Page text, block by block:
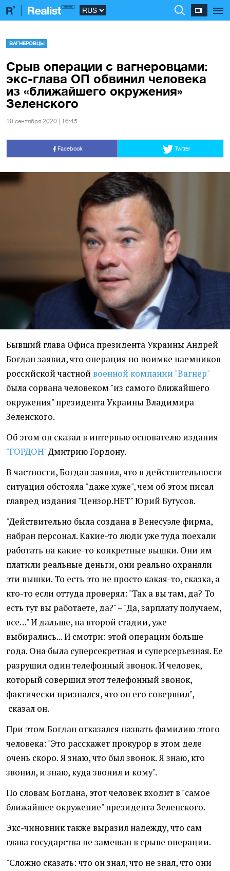
ВАГНЕРОВЦЫ
Срыв операции с вагнеровцами:
экс-глава ОП обвинил человека
из «ближайшего окружения»
Зеленского
10 сентября 2020 | 16:45
Facebook Twitter
Бывший глава Офиса президента Украины Андрей
Богдан заявил, что операция по поимке наемников
российской частной военной компании "Вагнер"
была сорвана человеком "из самого ближайшего
окружения" президента Украины Владимира
Зеленского.
Об этом он сказал в интервью основателю издания
"ГОРДОН"Дмитрию Гордону.
В частности, Богдан заявил, что в действительности
ситуация обстояла "даже хуже", чем об этом писал
главред издания "Цензор.НЕТ" Юрий Бутусов.
"Действительно была создана в Венесуэле фирма,
набран персонал. Какие-то люди уже туда поехали
работать на какие-то конкретные вышки. Они им
платили реальные деньги, они реально охраняли
эти вышки. То есть это не просто какая-то, сказка, а
кто-то если оттуда проверял: "Так а вы там, да? То
есть тут вы работаете, да?" – "Да, зарплату получаем,
все…" И дальше, на второй стадии, уже
выбирались... И смотри: этой операции больше
года. Она была суперсекретная и суперсерьезная. Ее
разрушил один телефонный звонок. И человек,
который совершил этот телефонный звонок,
фактически признался, что он его совершил", –
сказал он.
При этом Богдан отказался назвать фамилию этого
человека: "Это расскажет прокурор в этом деле
очень скоро. Я знаю, что был звонок. Я знаю, кто
звонил, и знаю, куда звонил и кому".
По словам Богдана, этот человек входит в "самое
ближайшее окружение" президента Зеленского.
Экс-чиновник также выразил надежду, что сам
глава государства не замешан в срыве операции.
"Сложно сказать: что он знал, что не знал, что они